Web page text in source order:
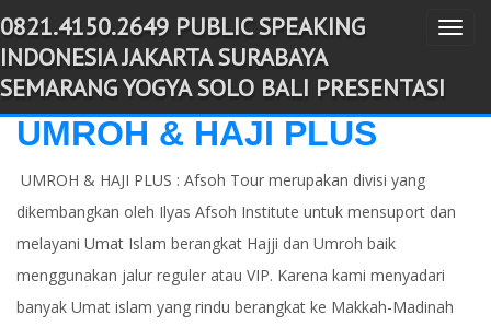
-->
T
g
n
i
0821.4150.2649 PUBLIC SPEAKING
INDONESIA JAKARTA SURABAYA
SEMARANG YOGYA SOLO BALI PRESENTASI
UMROH & HAJI PLUS
UMROH & HAJI PLUS : Afsoh Tour merupakan divisi yang
dikembangkan oleh Ilyas Afsoh Institute untuk mensuport dan
melayani Umat Islam berangkat Hajji dan Umroh baik
menggunakan jalur reguler atau VIP. Karena kami menyadari
banyak Umat islam yang rindu berangkat ke Makkah-Madinah